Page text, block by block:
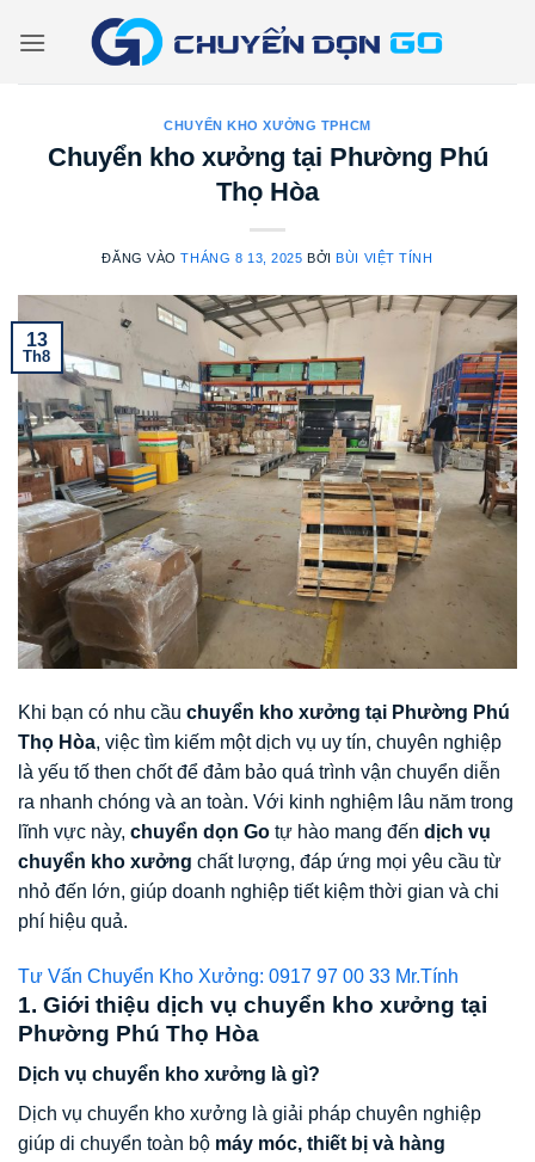
qua
CHUYỂN KHO XƯỞNG TPHCM
Chuyển kho xưởng tại Phường Phú
Thọ Hòa
ĐĂNG VÀOTHÁNG 8 13, 2025 BỞIBÙI VIỆT TÍNH
13
Th8
Khi bạn có nhu cầu chuyển kho xưởng tại Phường Phú
Thọ Hòa, việc tìm kiếm một dịch vụ uy tín, chuyên nghiệp
là yếu tố then chốt để đảm bảo quá trình vận chuyển diễn
ra nhanh chóng và an toàn. Với kinh nghiệm lâu năm trong
lĩnh vực này, chuyển dọn Go tự hào mang đến dịch vụ
chuyển kho xưởng chất lượng, đáp ứng mọi yêu cầu từ
nhỏ đến lớn, giúp doanh nghiệp tiết kiệm thời gian và chi
phí hiệu quả.
Tư Vấn Chuyển Kho Xưởng: 0917 97 00 33 Mr.Tính
1. Giới thiệu dịch vụ chuyển kho xưởng tại
Phường Phú Thọ Hòa
Dịch vụ chuyển kho xưởng là gì?
Dịch vụ chuyển kho xưởng là giải pháp chuyên nghiệp
giúp di chuyển toàn bộ máy móc, thiết bị và hàng